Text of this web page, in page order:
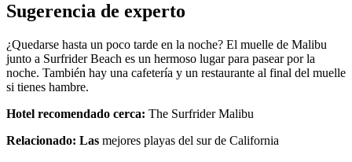
Sugerencia de experto
¿Quedarse hasta un poco tarde en la noche? El muelle de Malibu
junto a Surfrider Beach es un hermoso lugar para pasear por la
noche. También hay una cafetería y un restaurante al final del muelle
si tienes hambre.
Hotel recomendado cerca: The Surfrider Malibu
Relacionado: Las mejores playas del sur de California